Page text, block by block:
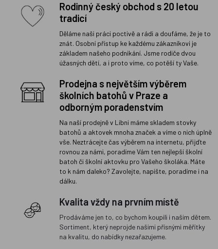
Rodinný český obchod s 20 letou
tradicí
Děláme naši práci poctivě a rádi a doufáme, že je to
znát. Osobní přístup ke každému zákazníkovi je
základem našeho podnikání. Jsme rodiče dvou
úžasných dětí, a i proto víme, co potěší ty Vaše.
Prodejna s největším výběrem
školních batohů v Praze a
odborným poradenstvím
Na naší prodejně v Libni máme skladem stovky
batohů a aktovek mnoha značek a víme o nich úplně
vše. Neztrácejte čas výběrem na internetu, přijďte
rovnou za námi, poradíme Vám ten nejlepší školní
batoh či školní aktovku pro Vašeho školáka. Máte
to k nám daleko? Zavolejte, napište, poradíme i na
dálku.
Kvalita vždy na prvním místě
Prodáváme jen to, co bychom koupili i našim dětem.
Sortiment, který neprojde našimi přísnými měřítky
na kvalitu, do nabídky nezařazujeme.